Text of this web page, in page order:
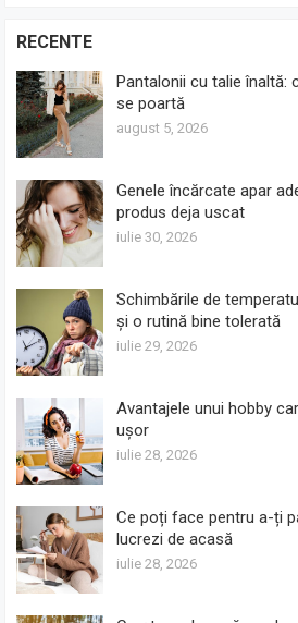
RECENTE
Pantalonii cu talie înaltă:
se poartă
august 5, 2026
Genele încărcate apar
produs deja uscat
iulie 30, 2026
Schimbările de
și o rutină bine tolerată
iulie 29, 2026
Avantajele unui hobby
ușor
iulie 28, 2026
Ce poți face pentru a-ți
lucrezi de acasă
iulie 28, 2026